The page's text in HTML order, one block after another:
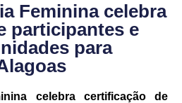
Feminina celebra
participantes e
para
celebra certificação de